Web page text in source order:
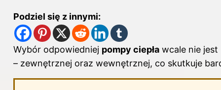
Podziel się z innymi:
Wybór odpowiedniej pompy ciepła wcale nie
– zewnętrznej oraz wewnętrznej, co skutkuje